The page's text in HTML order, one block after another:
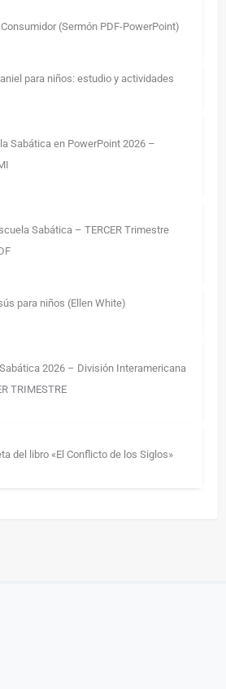
(Sermón PDF-PowerPoint)
para niños: estudio y actividades
Sabática en PowerPoint 2026 –
Sabática – TERCER Trimestre
para niños (Ellen White)
2026 – División Interamericana
TRIMESTRE
del libro «El Conflicto de los Siglos»